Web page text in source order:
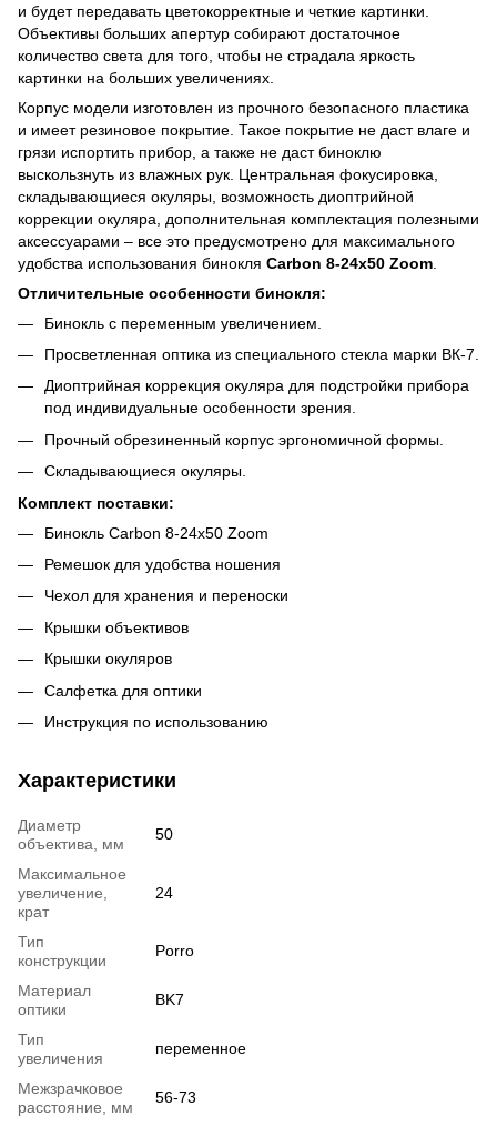
и будет передавать цветокорректные и четкие картинки.
Объективы больших апертур собирают достаточное
количество света для того, чтобы не страдала яркость
картинки на больших увеличениях.
Корпус модели изготовлен из прочного безопасного пластика
и имеет резиновое покрытие. Такое покрытие не даст влаге и
грязи испортить прибор, а также не даст биноклю
выскользнуть из влажных рук. Центральная фокусировка,
складывающиеся окуляры, возможность диоптрийной
коррекции окуляра, дополнительная комплектация полезными
аксессуарами – все это предусмотрено для максимального
удобства использования бинокля Carbon 8-24x50 Zoom
Отличительные особенности бинокля:
Бинокль с переменным увеличением.
Просветленная оптика из специального стекла марки ВК-7.
Диоптрийная коррекция окуляра для подстройки прибора
под индивидуальные особенности зрения.
Прочный обрезиненный корпус эргономичной формы.
Складывающиеся окуляры.
Комплект поставки:
Бинокль Carbon 8-24x50 Zoom
Ремешок для удобства ношения
Чехол для хранения и переноски
Крышки объективов
Крышки окуляров
Салфетка для оптики
Инструкция по использованию
Характеристики
Диаметр
объектива, мм
50
Максимальное
увеличение,
крат
24
Тип
конструкции
Porro
Материал
оптики
BK7
Тип
увеличения
переменное
Межзрачковое
расстояние, мм
56-73